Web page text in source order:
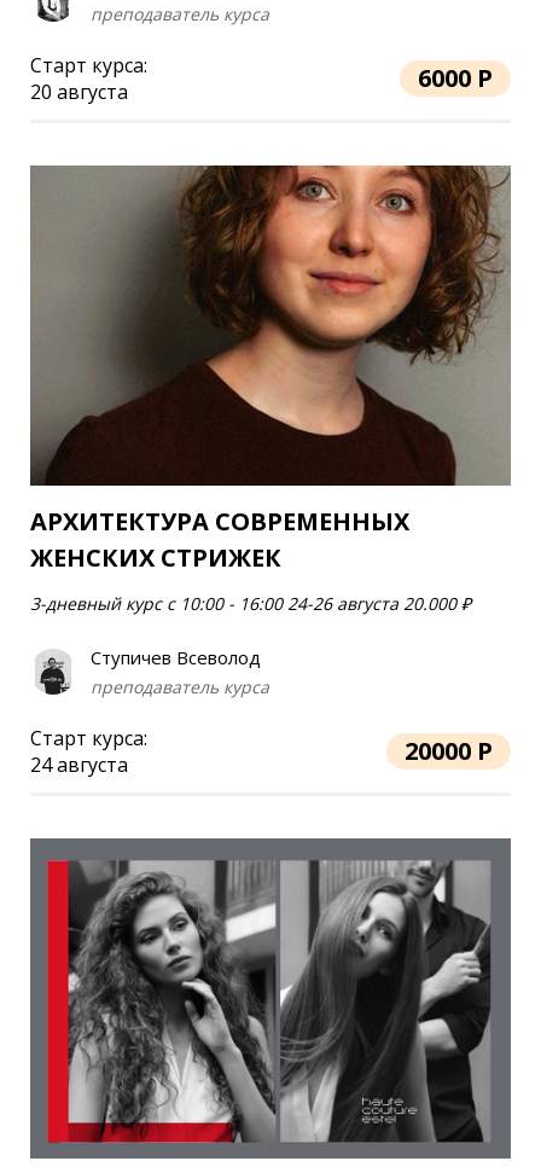
преподаватель курса
Старт курса:
20 августа
6000 Р
АРХИТЕКТУРА СОВРЕМЕННЫХ
ЖЕНСКИХ СТРИЖЕК
3-дневный курс с 10:00 - 16:00 24-26 августа 20.000 ₽
Ступичев Всеволод
преподаватель курса
Старт курса:
24 августа
20000 Р